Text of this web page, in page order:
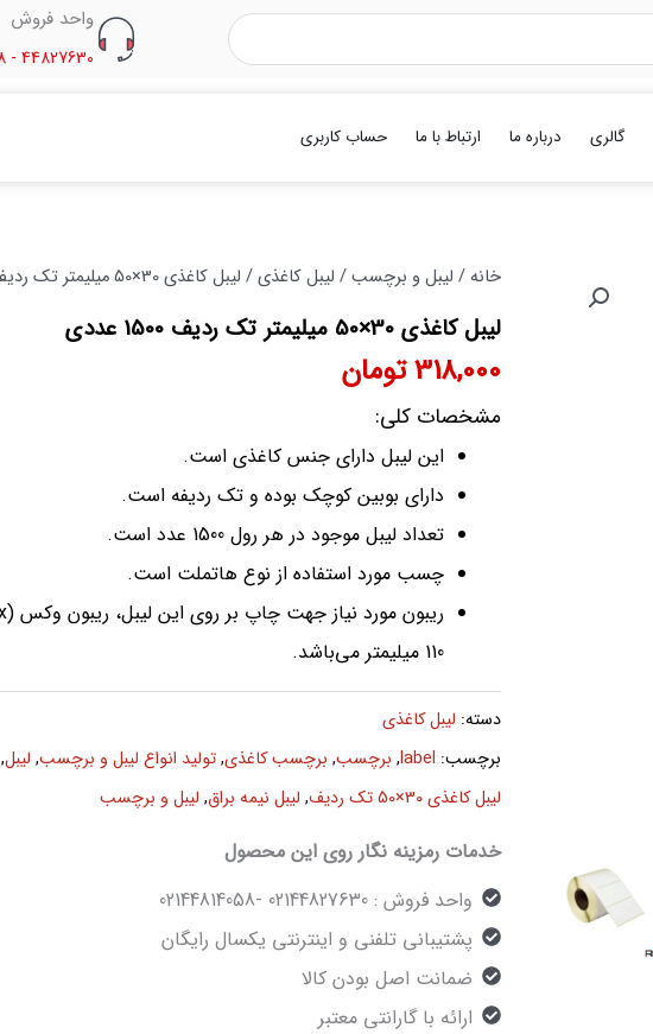
واحد فروش
44827630 - 44814058 (021)
گالری درباره ما ارتباط با ما حساب کاربری
خانه / لیبل و برچسب/ لیبل کاغذی/ لیبل کاغذی 30×50 میلیمتر تک ردیف 1500 عددی
لیبل کاغذی 30×50 میلیمتر تک ردیف 1500 عددی
318,000تومان
مشخصات کلی:
این لیبل دارای جنس کاغذی است.
دارای بوبین کوچک بوده و تک ردیفه است.
تعداد لیبل موجود در هر رول 1500 عدد است.
چسب مورد استفاده از نوع هاتملت است.
110 میلیمتر می‌باشد.
دسته: لیبل کاغذی
برچسب: label
, برچسب, برچسب کاغذی,تولید انواع لیبل و برچسب, لیبل,
لیبل کاغذی 30×50 تک ردیف
, لیبل نیمه براق, لیبل و برچسب
خدمات رمزینه نگار روی این محصول
واحد فروش : 02144827630 -02144814058
پشتیبانی تلفنی و اینترنتی یکسال رایگان
ضمانت اصل بودن کالا
ارائه با گارانتی معتبر